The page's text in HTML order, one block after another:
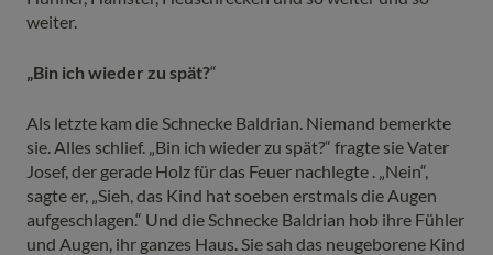
weiter.
„Bin ich wieder zu spät?“
Als letzte kam die Schnecke Baldrian. Niemand bemerkte
sie. Alles schlief. „Bin ich wieder zu spät?“ fragte sie Vater
Josef, der gerade Holz für das Feuer nachlegte . „Nein“,
sagte er, „Sieh, das Kind hat soeben erstmals die Augen
aufgeschlagen.“ Und die Schnecke Baldrian hob ihre Fühler
und Augen, ihr ganzes Haus. Sie sah das neugeborene Kind